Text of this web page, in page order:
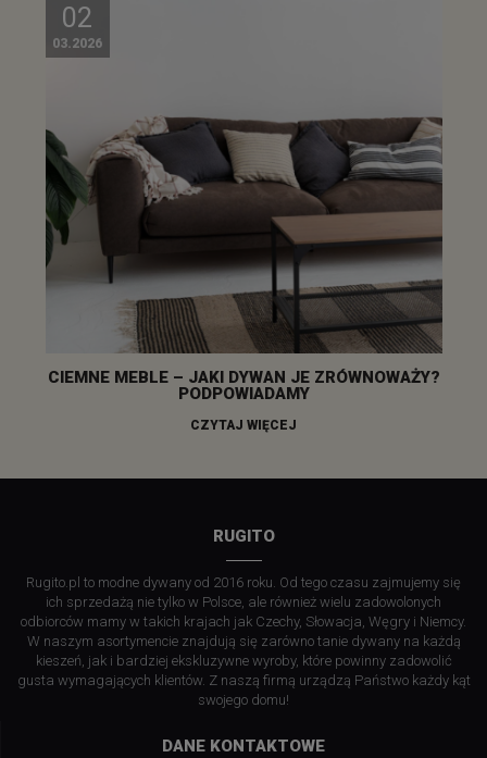
02
03.2026
CIEMNE MEBLE – JAKI DYWAN JE ZRÓWNOWAŻY?
PODPOWIADAMY
CZYTAJ WIĘCEJ
RUGITO
Rugito.pl to modne dywany od 2016 roku. Od tego czasu zajmujemy się
ich sprzedażą nie tylko w Polsce, ale również wielu zadowolonych
odbiorców mamy w takich krajach jak Czechy, Słowacja, Węgry i Niemcy.
W naszym asortymencie znajdują się zarówno tanie dywany na każdą
kieszeń, jak i bardziej ekskluzywne wyroby, które powinny zadowolić
gusta wymagających klientów. Z naszą firmą urządzą Państwo każdy kąt
swojego domu!
DANE KONTAKTOWE